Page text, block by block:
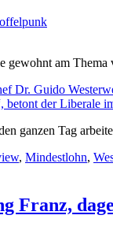
gewohnt am Thema
Dr. Guido
betont der Liberale
ganzen Tag
, Mindestlohn,
Franz,